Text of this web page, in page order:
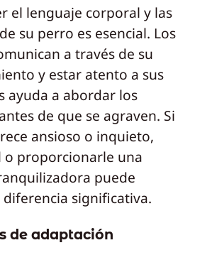
el lenguaje corporal y las
su perro es esencial. Los
a través de su
y estar atento a sus
ayuda a abordar los
de que se agraven. Si
ansioso o inquieto,
o proporcionarle una
puede
significativa.
de adaptación